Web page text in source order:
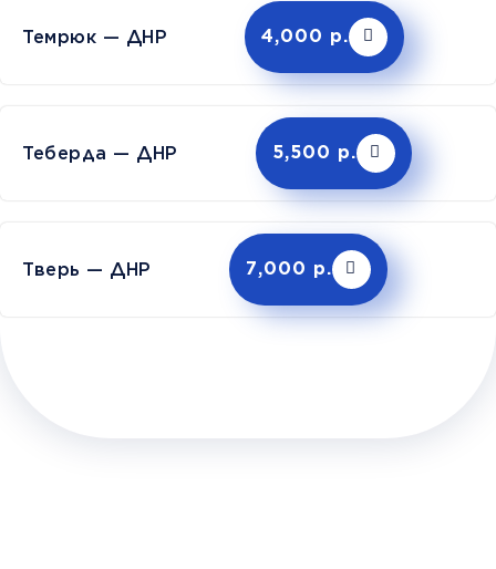
Темрюк — ДНР 4,000 р.
Теберда — ДНР 5,500 р.
Тверь — ДНР 7,000 р.